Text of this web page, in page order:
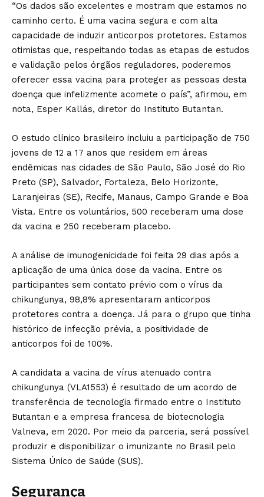
“Os dados são excelentes e mostram que estamos no
caminho certo. É uma vacina segura e com alta
capacidade de induzir anticorpos protetores. Estamos
otimistas que, respeitando todas as etapas de estudos
e validação pelos órgãos reguladores, poderemos
oferecer essa vacina para proteger as pessoas desta
doença que infelizmente acomete o país”, afirmou, em
nota, Esper Kallás, diretor do Instituto Butantan.
O estudo clínico brasileiro incluiu a participação de 750
jovens de 12 a 17 anos que residem em áreas
endêmicas nas cidades de São Paulo, São José do Rio
Preto (SP), Salvador, Fortaleza, Belo Horizonte,
Laranjeiras (SE), Recife, Manaus, Campo Grande e Boa
Vista. Entre os voluntários, 500 receberam uma dose
da vacina e 250 receberam placebo.
A análise de imunogenicidade foi feita 29 dias após a
aplicação de uma única dose da vacina. Entre os
participantes sem contato prévio com o vírus da
chikungunya, 98,8% apresentaram anticorpos
protetores contra a doença. Já para o grupo que tinha
histórico de infecção prévia, a positividade de
anticorpos foi de 100%.
A candidata a vacina de vírus atenuado contra
chikungunya (VLA1553) é resultado de um acordo de
transferência de tecnologia firmado entre o Instituto
Butantan e a empresa francesa de biotecnologia
Valneva, em 2020. Por meio da parceria, será possível
produzir e disponibilizar o imunizante no Brasil pelo
Sistema Único de Saúde (SUS).
Segurança